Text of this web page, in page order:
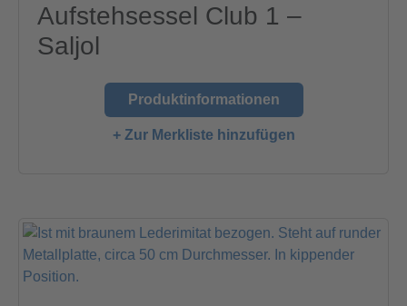
Aufstehsessel Club 1 –
Saljol
Produktinformationen
+ Zur Merkliste hinzufügen